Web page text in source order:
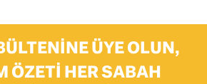
ÜYE OLUN,
ÖZETI HER SABAH